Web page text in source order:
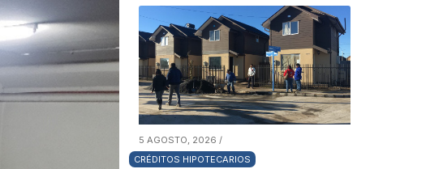
5 AGOSTO, 2026 /
CRÉDITOS HIPOTECARIOS